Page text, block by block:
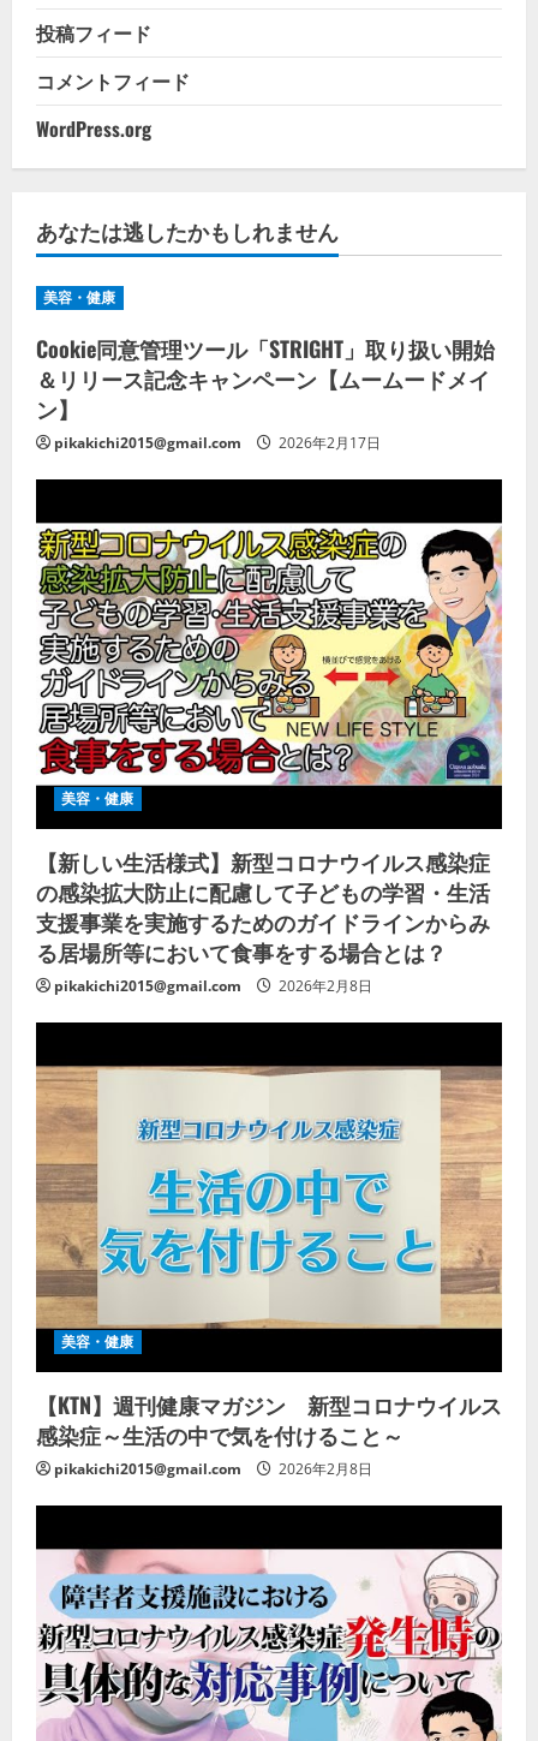
投稿フィード
コメントフィード
WordPress.org
あなたは逃したかもしれません
美容・健康
Cookie同意管理ツール「STRIGHT」取り扱い開始
＆リリース記念キャンペーン【ムームードメイ
ン】
pikakichi2015@gmail.com 2026年2月17日
美容・健康
【新しい生活様式】新型コロナウイルス感染症
の感染拡大防止に配慮して子どもの学習・生活
支援事業を実施するためのガイドラインからみ
る居場所等において食事をする場合とは？
pikakichi2015@gmail.com 2026年2月8日
美容・健康
【KTN】週刊健康マガジン 新型コロナウイルス
感染症～生活の中で気を付けること～
pikakichi2015@gmail.com 2026年2月8日